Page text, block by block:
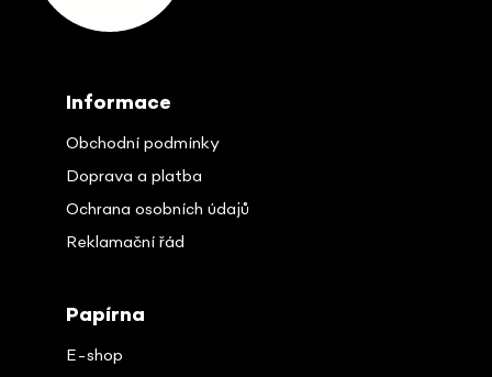
Informace
Obchodní podmínky
Doprava a platba
Ochrana osobních údajů
Reklamační řád
Papírna
E-shop